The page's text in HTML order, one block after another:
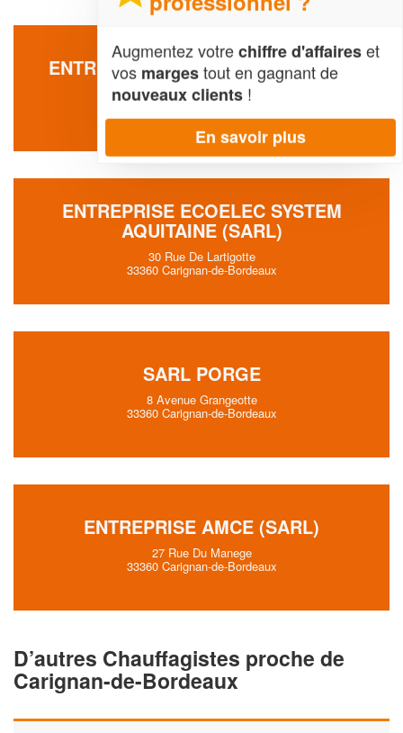
ENTREPRISE HERFURTH ANTHONY
15 Avenue Grangeotte
33360 Carignan-de-Bordeaux
ENTREPRISE ECOELEC SYSTEM
AQUITAINE (SARL)
30 Rue De Lartigotte
33360 Carignan-de-Bordeaux
SARL PORGE
8 Avenue Grangeotte
33360 Carignan-de-Bordeaux
ENTREPRISE AMCE (SARL)
27 Rue Du Manege
33360 Carignan-de-Bordeaux
D’autres Chauffagistes proche de
Carignan-de-Bordeaux
Augmentez votrechiffre d'affaireset
vos margestout en gagnant de
nouveaux clients !
En savoir plus